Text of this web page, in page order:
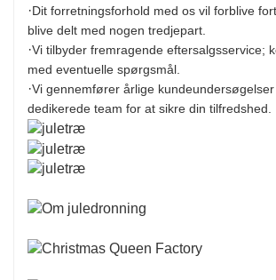
·Dit forretningsforhold med os vil forblive
blive delt med nogen tredjepart.
·Vi tilbyder fremragende eftersalgsservice;
med eventuelle spørgsmål.
·Vi gennemfører årlige
dedikerede team for at sikre din tilfredshed.